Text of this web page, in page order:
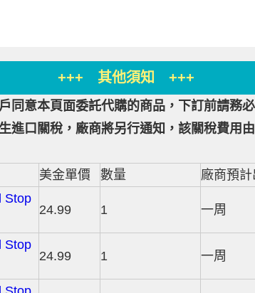
+++ 其他須知 +++
同意本頁面委託代購的商品，下訂前請務
進口關稅，廠商將另行通知，該關稅費用
美金單價 數量 廠商預
Stop
24.99 1 一周
Stop
24.99 1 一周